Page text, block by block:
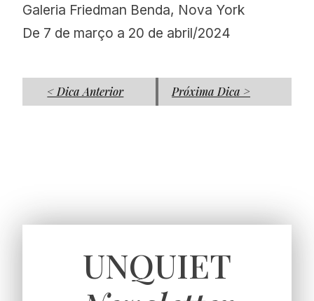
Galeria Friedman Benda, Nova York
De 7 de março a 20 de abril/2024
< Dica Anterior Próxima Dica >
UNQUIET